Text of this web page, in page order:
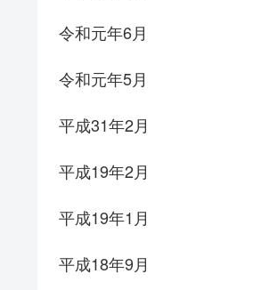
令和元年6月
令和元年5月
平成31年2月
平成19年2月
平成19年1月
平成18年9月